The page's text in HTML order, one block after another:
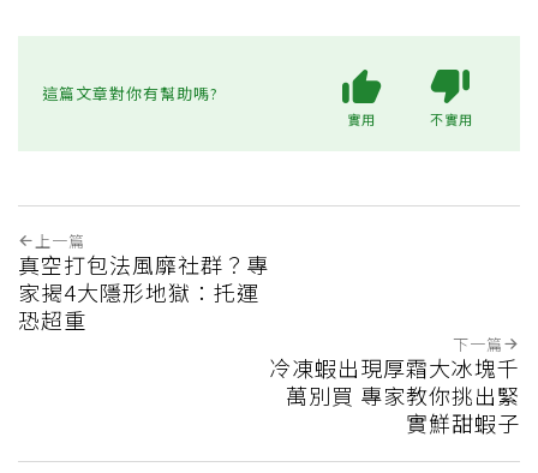
這篇文章對你有幫助嗎?
實用 不實用
上一篇
真空打包法風靡社群？專
家揭4大隱形地獄：托運
恐超重
下一篇
冷凍蝦出現厚霜大冰塊千
萬別買 專家教你挑出緊
實鮮甜蝦子